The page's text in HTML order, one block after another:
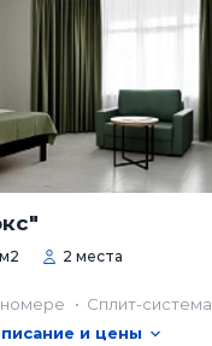
2 места
номере Сплит-система
и цены